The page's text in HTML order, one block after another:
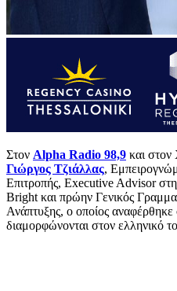
Στον Alpha Radio 98,9 και στον
Γιώργος Τζιάλλας,
Επιτροπής, Executive Advisor
Bright και πρώην Γενικός
Ανάπτυξης, ο οποίος αναφέρθηκε
διαμορφώνονται στον ελληνικό